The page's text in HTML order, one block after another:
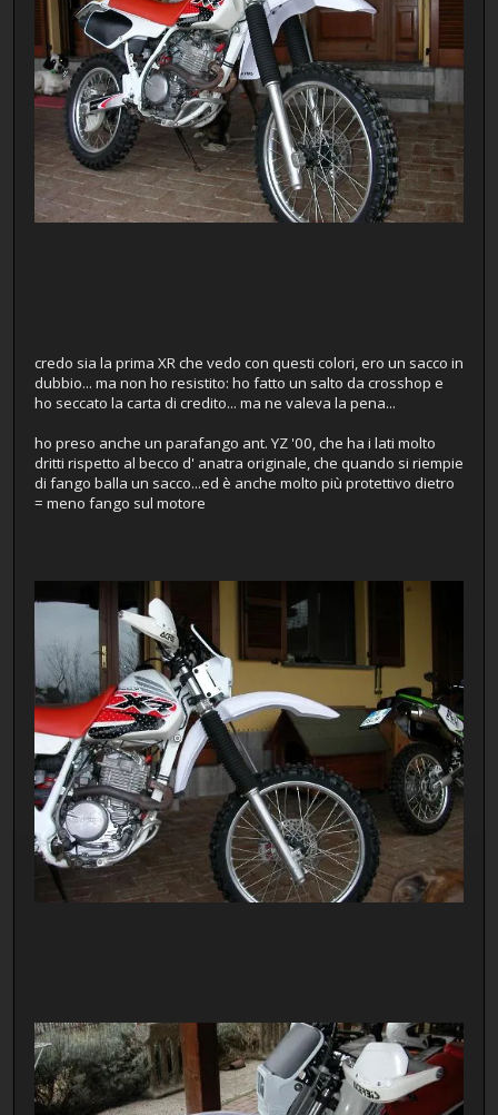
credo sia la prima XR che vedo con questi colori, ero un sacco in
dubbio... ma non ho resistito: ho fatto un salto da crosshop e
ho seccato la carta di credito... ma ne valeva la pena...
ho preso anche un parafango ant. YZ '00, che ha i lati molto
dritti rispetto al becco d' anatra originale, che quando si riempie
di fango balla un sacco...ed è anche molto più protettivo dietro
= meno fango sul motore